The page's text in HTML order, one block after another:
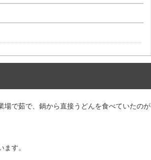
で茹で、鍋から直接うどんを食べていたのが
す。